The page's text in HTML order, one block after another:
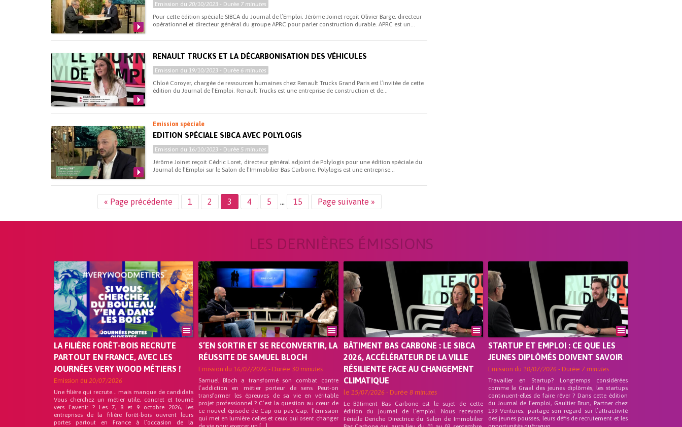
Emission du20/10/2023 - Durée 7 minutes
Pour cette édition spéciale SIBCA du Journal de l’Emploi, Jérôme Joinet reçoit Olivier Barge, directeur
opérationnel et directeur général du groupe APRC pour parler construction durable. APRC est un...
RENAULT TRUCKS ET LA DÉCARBONISATION DES VÉHICULES
Emission du19/10/2023 - Durée 6 minutes
Chloé Coroyer, chargée de ressources humaines chez Renault Trucks Grand Paris est l’invitée de cette
édition du Journal de l’Emploi. Renault Trucks est une entreprise de construction et de...
Emission spéciale
EDITION SPÉCIALE SIBCA AVEC POLYLOGIS
Emission du 16/10/2023 - Durée 5 minutes
Jérôme Joinet reçoit Cédric Loret, directeur général adjoint de Polylogis pour une édition spéciale du
Journal de l’Emploi sur le Salon de l’Immobilier Bas Carbone. Polylogis est une entreprise...
« Page précédente 1 2 3 4 5 … 15 Page suivante »
LES DERNIÈRES ÉMISSIONS
LA FILIÈRE FORÊT-BOIS RECRUTE
PARTOUT EN FRANCE, AVEC LES
JOURNÉES VERY WOOD MÉTIERS !
Emission du 20/07/2026
Une filière qui recrute… mais manque de candidats
Vous cherchez un métier utile, concret et tourné
vers l’avenir ? Les 7, 8 et 9 octobre 2026, les
entreprises de la filière forêt-bois ouvrent leurs
portes partout en France à l’occasion de la
S’EN SORTIR ET SE RECONVERTIR, LA
RÉUSSITE DE SAMUEL BLOCH
Emission du 16/07/2026 - Durée 30 minutes
Samuel Bloch a transformé son combat contre
l’addiction en métier porteur de sens Peut-on
transformer les épreuves de sa vie en véritable
projet professionnel ? C’est la question au cœur de
ce nouvel épisode de Cap ou pas Cap, l’émission
qui met en lumière celles et ceux qui osent changer
BÂTIMENT BAS CARBONE : LE SIBCA
2026, ACCÉLÉRATEUR DE LA VILLE
RÉSILIENTE FACE AU CHANGEMENT
CLIMATIQUE
le 15/07/2026 - Durée 8 minutes
Le Bâtiment Bas Carbone est le sujet de cette
édition du journal de l’emploi. Nous recevons
Férielle Deriche Directrice du Salon de Immobilier
STARTUP ET EMPLOI : CE QUE LES
JEUNES DIPLÔMÉS DOIVENT SAVOIR
Emission du 10/07/2026 - Durée 7 minutes
Travailler en Startup? Longtemps considérées
comme le Graal des jeunes diplômés, les startups
continuent-elles de faire rêver ? Dans cette édition
du Journal de l’emploi, Gaultier Brun, Partner chez
199 Ventures, partage son regard sur l’attractivité
des jeunes pousses, leurs défis de recrutement et les